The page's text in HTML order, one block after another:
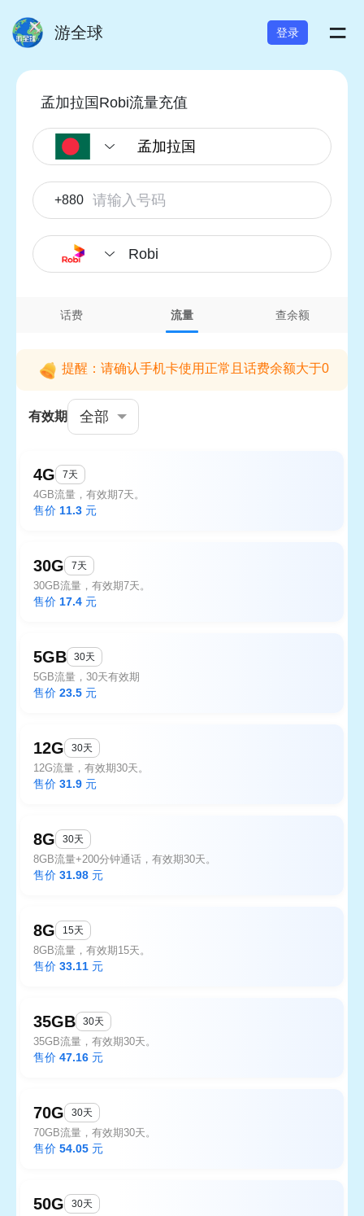
游全球 登录 =
孟加拉国Robi流量充值
+880
Robi
话费 流量 查余额
提醒：请确认手机卡使用正常且话费余额大于0
有效期 全部
4G 7天
4GB流量，有效期7天。
售价 11.3 元
30G 7天
30GB流量，有效期7天。
售价 17.4 元
5GB 30天
5GB流量，30天有效期
售价 23.5 元
12G 30天
12G流量，有效期30天。
售价 31.9 元
8G 30天
8GB流量+200分钟通话，有效期30天。
售价 31.98 元
8G 15天
8GB流量，有效期15天。
售价 33.11 元
35GB 30天
35GB流量，有效期30天。
售价 47.16 元
70G 30天
70GB流量，有效期30天。
售价 54.05 元
50G 30天